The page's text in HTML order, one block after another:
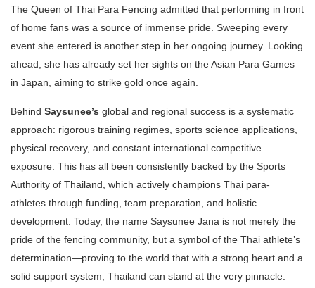
The Queen of Thai Para Fencing admitted that performing in front
of home fans was a source of immense pride. Sweeping every
event she entered is another step in her ongoing journey. Looking
ahead, she has already set her sights on the Asian Para Games
in Japan, aiming to strike gold once again.
Behind Saysunee’s global and regional success is a systematic
approach: rigorous training regimes, sports science applications,
physical recovery, and constant international competitive
exposure. This has all been consistently backed by the Sports
Authority of Thailand, which actively champions Thai para-
athletes through funding, team preparation, and holistic
development. Today, the name Saysunee Jana is not merely the
pride of the fencing community, but a symbol of the Thai athlete’s
determination—proving to the world that with a strong heart and a
solid support system, Thailand can stand at the very pinnacle.